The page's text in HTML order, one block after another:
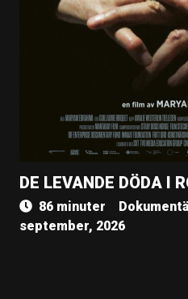
DE LEVANDE DÖDA I
86 minuter
september, 2026